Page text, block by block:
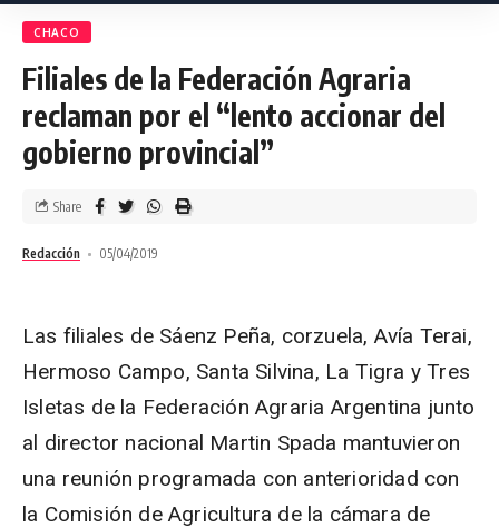
CHACO
Filiales de la Federación Agraria
reclaman por el “lento accionar del
gobierno provincial”
Redacción 05/04/2019
Share
Las filiales de Sáenz Peña, corzuela, Avía Terai,
Hermoso Campo, Santa Silvina, La Tigra y Tres
Isletas de la Federación Agraria Argentina junto
al director nacional Martin Spada mantuvieron
una reunión programada con anterioridad con
la Comisión de Agricultura de la cámara de